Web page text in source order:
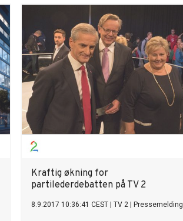
Kraftig økning for
partilederdebatten på TV 2
8.9.2017 10:36:41 CEST TV 2 Pressemelding